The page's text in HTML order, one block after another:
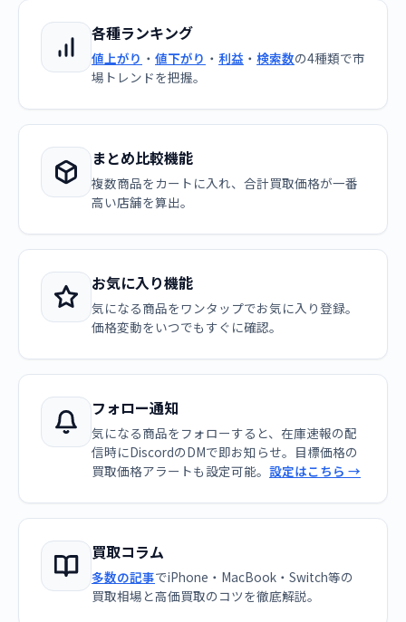
各種ランキング
値上がり ・ 値下がり ・ 利益 ・ 検索数の4種類で市
場トレンドを把握。
まとめ比較機能
複数商品をカートに入れ、合計買取価格が一番
高い店舗を算出。
お気に入り機能
気になる商品をワンタップでお気に入り登録。
価格変動をいつでもすぐに確認。
フォロー通知
気になる商品をフォローすると、在庫速報の配
信時にDiscordのDMで即お知らせ。目標価格の
買取価格アラートも設定可能。 設定はこちら →
買取コラム
多数の記事でiPhone・MacBook・Switch等の
買取相場と高価買取のコツを徹底解説。